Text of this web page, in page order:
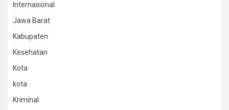
Internasional
Jawa Barat
Kabupaten
Kesehatan
Kota
kota
Kriminal